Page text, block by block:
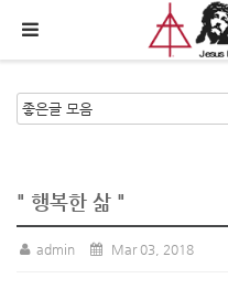
메
" 행복한 삶 "
admin Mar 03, 2018